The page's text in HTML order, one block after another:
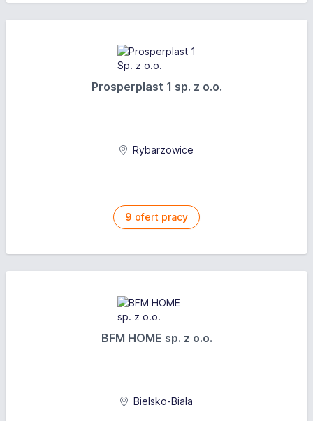
Prosperplast 1 sp. z o.o.
Rybarzowice
9 ofert pracy
BFM HOME sp. z o.o.
Bielsko-Biała